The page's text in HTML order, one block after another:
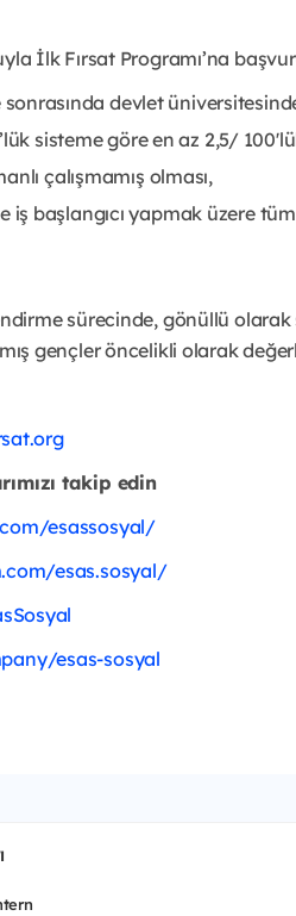
İlk Fırsat Programı’na
sonrasında devlet
sisteme göre en az 2,5/
çalışmamış olması,
iş başlangıcı yapmak üzere
sürecinde, gönüllü
gençler öncelikli olarak
takip edin
esassosyal/
esas.sosyal/
esas-sosyal